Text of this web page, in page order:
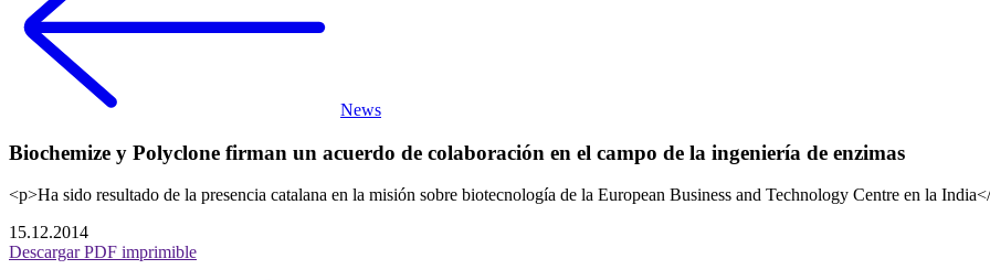
News
Biochemize y Polyclone firman un acuerdo de colaboración en el campo de la ingeniería de enzimas
<p>Ha sido resultado de la presencia catalana en la misión sobre biotecnología de la European Business and Technology Centre en la
15.12.2014
Descargar PDF imprimible